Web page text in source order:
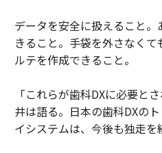
データを安全に扱えること
きること。手袋を外さなく
ルテを作成できること。
「これらが歯科DXに必要と
井は語る。日本の歯科DXの
イシステムは、今後も独走を